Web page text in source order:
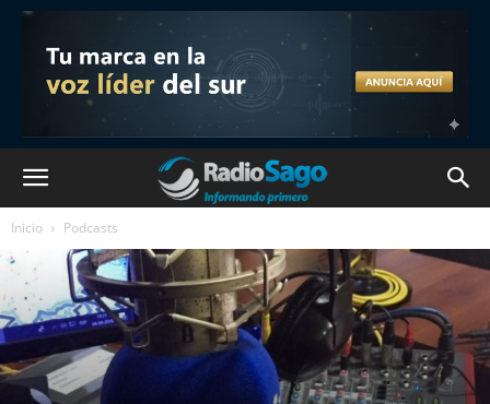
Inicio Podcasts